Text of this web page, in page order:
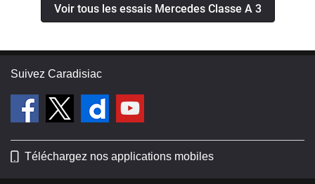
Voir tous les essais Mercedes Classe A 3
Suivez Caradisiac
Téléchargez nos applications mobiles